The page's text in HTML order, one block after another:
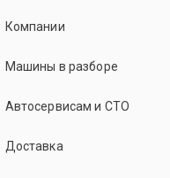
Компании
Машины в разборе
Автосервисам и СТО
Доставка